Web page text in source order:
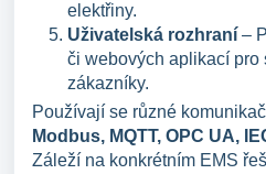
elektřiny.
Uživatelská rozhraní –
či webových aplikací pro
zákazníky.
Používají se různé
Modbus, MQTT, OPC UA,
Záleží na konkrétním EMS